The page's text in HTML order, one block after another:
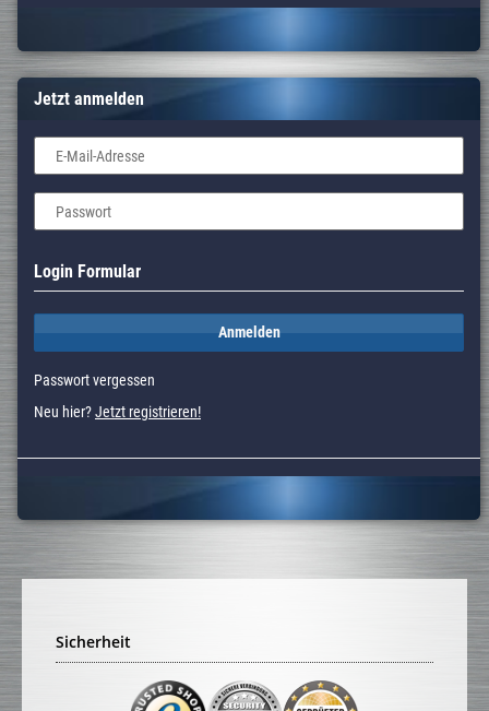
Jetzt anmelden
E-Mail-Adresse
Passwort
Login Formular
Anmelden
Passwort vergessen
Neu hier?Jetzt registrieren!
Sicherheit